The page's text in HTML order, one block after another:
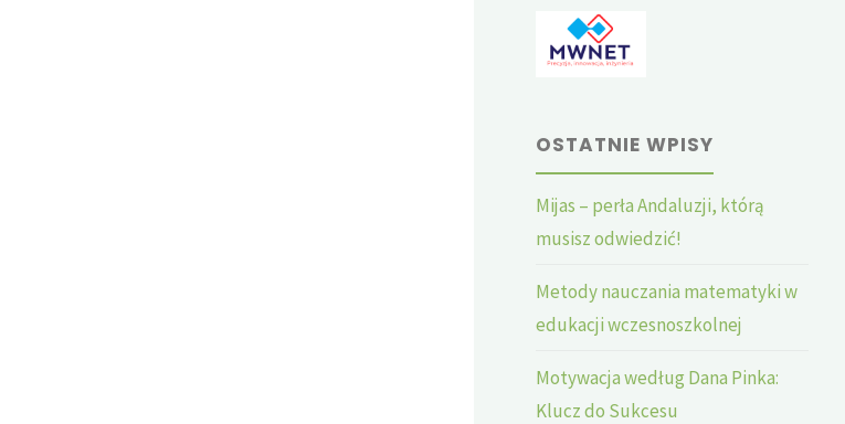
OSTATNIE WPISY
Mijas – perła Andaluzji, którą
musisz odwiedzić!
Metody nauczania matematyki w
edukacji wczesnoszkolnej
Motywacja według Dana Pinka:
Klucz do Sukcesu